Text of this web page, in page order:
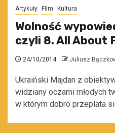
Artykuły Film Kultura
Wolność
czyli 8. All About
24/10/2014 Juliusz
Ukraiński Majdan z
widziany oczami młodych
w którym dobro przeplata